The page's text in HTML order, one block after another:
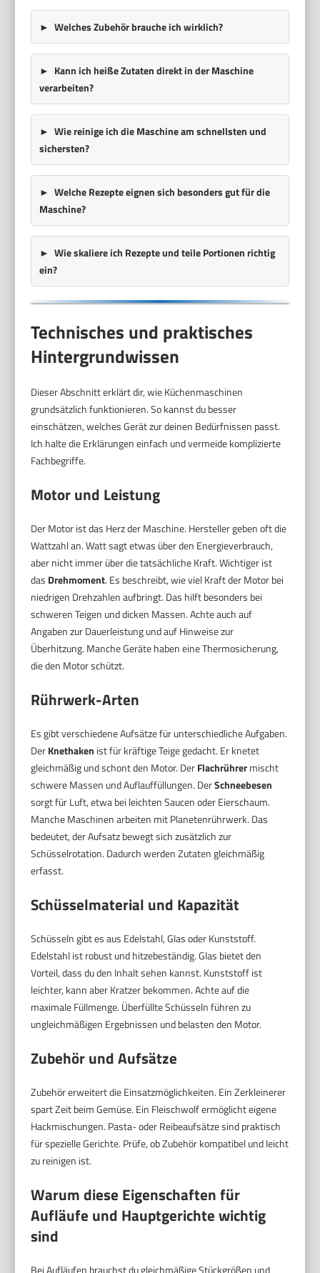
Welches Zubehör brauche ich wirklich?
Kann ich heiße Zutaten direkt in der Maschine
verarbeiten?
Wie reinige ich die Maschine am schnellsten und
sichersten?
Welche Rezepte eignen sich besonders gut für die
Maschine?
Wie skaliere ich Rezepte und teile Portionen richtig
ein?
Technisches und praktisches
Hintergrundwissen
Dieser Abschnitt erklärt dir, wie Küchenmaschinen
grundsätzlich funktionieren. So kannst du besser
einschätzen, welches Gerät zur deinen Bedürfnissen passt.
Ich halte die Erklärungen einfach und vermeide komplizierte
Fachbegriffe.
Motor und Leistung
Der Motor ist das Herz der Maschine. Hersteller geben oft die
Wattzahl an. Watt sagt etwas über den Energieverbrauch,
aber nicht immer über die tatsächliche Kraft. Wichtiger ist
das Drehmoment. Es beschreibt, wie viel Kraft der Motor bei
niedrigen Drehzahlen aufbringt. Das hilft besonders bei
schweren Teigen und dicken Massen. Achte auch auf
Angaben zur Dauerleistung und auf Hinweise zur
Überhitzung. Manche Geräte haben eine Thermosicherung,
die den Motor schützt.
Rührwerk-Arten
Es gibt verschiedene Aufsätze für unterschiedliche Aufgaben.
DerKnethaken ist für kräftige Teige gedacht. Er knetet
gleichmäßig und schont den Motor. DerFlachrührermischt
schwere Massen und Auflauffüllungen. DerSchneebesen
sorgt für Luft, etwa bei leichten Saucen oder Eierschaum.
Manche Maschinen arbeiten mit Planetenrührwerk. Das
bedeutet, der Aufsatz bewegt sich zusätzlich zur
Schüsselrotation. Dadurch werden Zutaten gleichmäßig
erfasst.
Schüsselmaterial und Kapazität
Schüsseln gibt es aus Edelstahl, Glas oder Kunststoff.
Edelstahl ist robust und hitzebeständig. Glas bietet den
Vorteil, dass du den Inhalt sehen kannst. Kunststoff ist
leichter, kann aber Kratzer bekommen. Achte auf die
maximale Füllmenge. Überfüllte Schüsseln führen zu
ungleichmäßigen Ergebnissen und belasten den Motor.
Zubehör und Aufsätze
Zubehör erweitert die Einsatzmöglichkeiten. Ein Zerkleinerer
spart Zeit beim Gemüse. Ein Fleischwolf ermöglicht eigene
Hackmischungen. Pasta- oder Reibeaufsätze sind praktisch
für spezielle Gerichte. Prüfe, ob Zubehör kompatibel und leicht
zu reinigen ist.
Warum diese Eigenschaften für
Aufläufe und Hauptgerichte wichtig
sind